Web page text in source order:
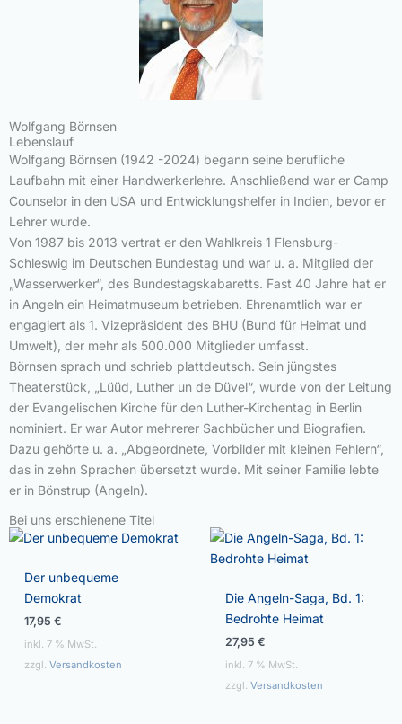
Wolfgang Börnsen
Lebenslauf
Wolfgang Börnsen (1942 -2024) begann seine berufliche
Laufbahn mit einer Handwerkerlehre. Anschließend war er Camp
Counselor in den USA und Entwicklungshelfer in Indien, bevor er
Lehrer wurde.
Von 1987 bis 2013 vertrat er den Wahlkreis 1 Flensburg-
Schleswig im Deutschen Bundestag und war u. a. Mitglied der
„Wasserwerker“, des Bundestagskabaretts. Fast 40 Jahre hat er
in Angeln ein Heimatmuseum betrieben. Ehrenamtlich war er
engagiert als 1. Vizepräsident des BHU (Bund für Heimat und
Umwelt), der mehr als 500.000 Mitglieder umfasst.
Börnsen sprach und schrieb plattdeutsch. Sein jüngstes
Theaterstück, „Lüüd, Luther un de Düvel“, wurde von der Leitung
der Evangelischen Kirche für den Luther-Kirchentag in Berlin
nominiert. Er war Autor mehrerer Sachbücher und Biografien.
Dazu gehörte u. a. „Abgeordnete, Vorbilder mit kleinen Fehlern“,
das in zehn Sprachen übersetzt wurde. Mit seiner Familie lebte
er in Bönstrup (Angeln).
Bei uns erschienene Titel
Der unbequeme
Demokrat
17,95 €
inkl. 7 % MwSt.
zzgl. Versandkosten
Die Angeln-Saga, Bd. 1:
Bedrohte Heimat
27,95 €
inkl. 7 % MwSt.
zzgl. Versandkosten